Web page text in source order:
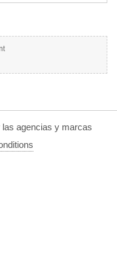
las agencias y marcas